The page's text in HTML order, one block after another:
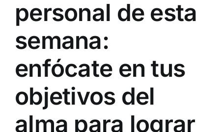
personal de esta
semana:
enfócate en tus
objetivos del
alma para lograr